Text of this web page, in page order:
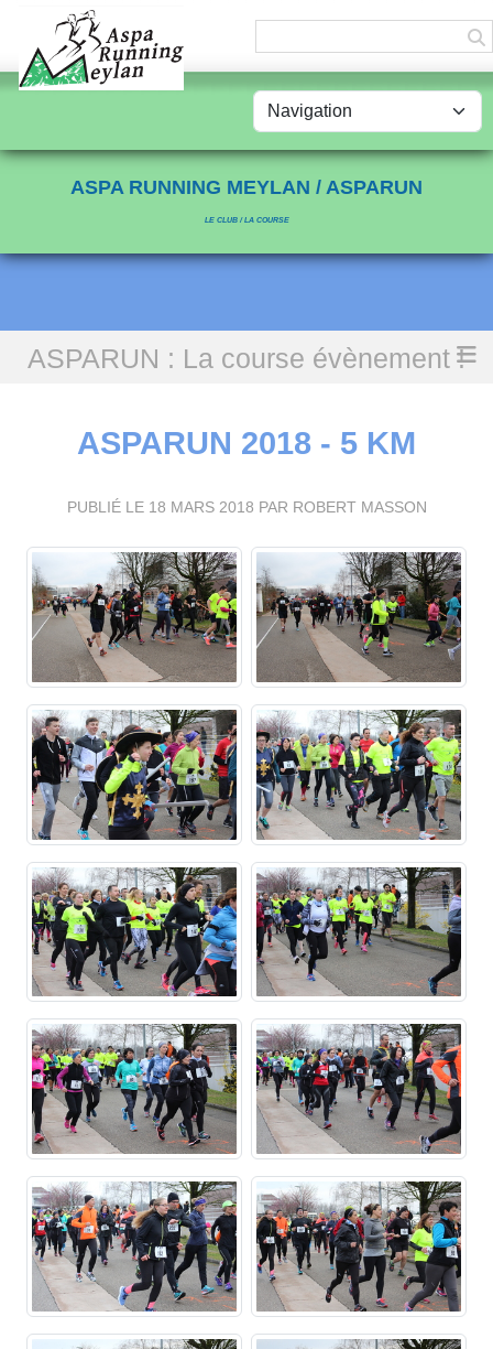
ASPA RUNNING MEYLAN / ASPARUN
LE CLUB / LA COURSE
ASPARUN : La course évènement !
Accueil ASPARUN 2018 - 5 KM
ASPARUN 2018 - 5 KM
PUBLIÉ LE 18 MARS 2018 PAR ROBERT MASSON
Panneau de gestion des cookies